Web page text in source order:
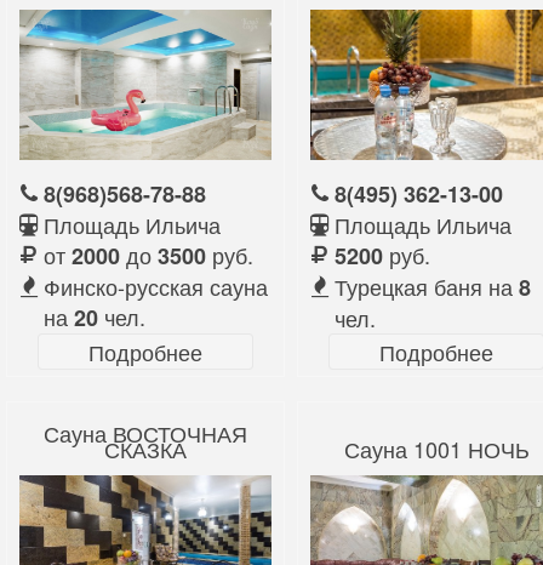
8(968)568-78-88
Площадь Ильича
от2000до3500 руб.
Финско-русская сауна
на20 чел.
Подробнее
8(495) 362-13-00
Площадь Ильича
5200 руб.
Турецкая баня на8
чел.
Подробнее
Сауна ВОСТОЧНАЯ
СКАЗКА Сауна 1001 НОЧЬ